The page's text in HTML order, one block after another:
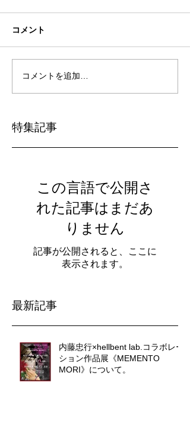
コメント
コメントを追加…
特集記事
この言語で公開さ
れた記事はまだあ
りません
記事が公開されると、ここに
表示されます。
最新記事
内藤忠行×hellbent lab.コラボレー
ション作品展《MEMENTO
MORI》について。